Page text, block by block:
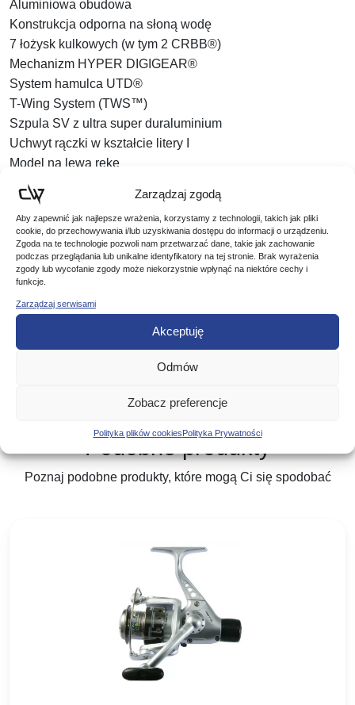
Zarządzaj zgodą
Aby zapewnić jak najlepsze wrażenia, korzystamy z technologii, takich jak pliki
cookie, do przechowywania i/lub uzyskiwania dostępu do informacji o urządzeniu.
Zgoda na te technologie pozwoli nam przetwarzać dane, takie jak zachowanie
podczas przeglądania lub unikalne identyfikatory na tej stronie. Brak wyrażenia
zgody lub wycofanie zgody może niekorzystnie wpłynąć na niektóre cechy i
funkcje.
Zarządzaj serwisami
Akceptuję
Odmów
Zobacz preferencje
Polityka plików cookiesPolityka Prywatności
Aluminiowa obudowa
Konstrukcja odporna na słoną wodę
7 łożysk kulkowych (w tym 2 CRBB®)
Mechanizm HYPER DIGIGEAR®
System hamulca UTD®
T-Wing System (TWS™)
Szpula SV z ultra super duraluminium
Uchwyt rączki w kształcie litery I
Model na lewą rękę
Dane:
Rozmiar:150L
Waga: 205g
Ilość łożysk:7
Przełożenie:6,3:1
Pojemność szpuli:105m/0,33mm
Podobne produkty
Poznaj podobne produkty, które mogą Ci się spodobać